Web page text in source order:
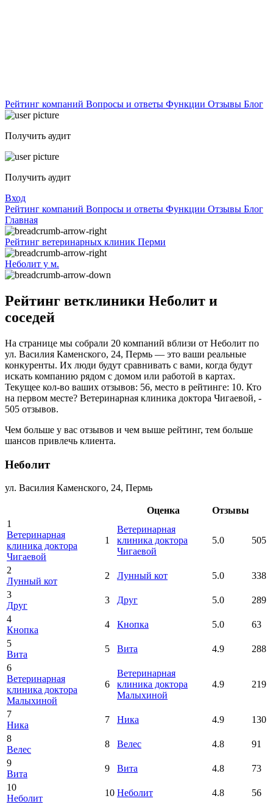
Рейтинг компаний Вопросы и ответы Функции Отзывы Блог
Получить аудит
Получить аудит
Вход
Рейтинг компаний Вопросы и ответы Функции Отзывы Блог
Главная
Рейтинг ветеринарных клиник Перми
Неболит у м.
Рейтинг ветклиники Неболит и
соседей
На странице мы собрали 20 компаний вблизи от Неболит по
ул. Василия Каменского, 24, Пермь — это ваши реальные
конкуренты. Их люди будут сравнивать с вами, когда будут
искать компанию рядом с домом или работой в картах.
Текущее кол-во ваших отзывов: 56, место в рейтинге: 10. Кто
на первом месте? Ветеринарная клиника доктора Чигаевой, -
505 отзывов.
Чем больше у вас отзывов и чем выше рейтинг, тем больше
шансов привлечь клиента.
Неболит
ул. Василия Каменского, 24, Пермь
Оценка
Отзывы
1
Ветеринарная
клиника доктора
Чигаевой
1
Ветеринарная
клиника доктора
Чигаевой
5.0 505
2
Лунный кот
2 Лунный кот 5.0
338
3
Друг
3 Друг 5.0
289
4
Кнопка
4 Кнопка 5.0
63
5
Вита
5 Вита 4.9
288
6
Ветеринарная
клиника доктора
Малыхиной
6
Ветеринарная
клиника доктора
Малыхиной
4.9 219
7
Ника
7 Ника 4.9
130
8
Велес
8 Велес 4.8
91
9
Вита
9 Вита 4.8
73
10
Неболит
10 Неболит 4.8
56